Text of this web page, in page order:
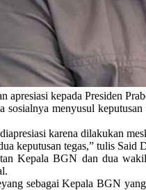
kepada Presiden
sosialnya menyusul
karena dilakukan
keputusan tegas,” tulis Said
Kepala BGN dan dua
sebagai Kepala BGN